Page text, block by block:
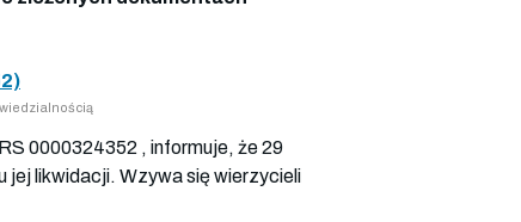
0000324352 , informuje, że 29
jej likwidacji. Wzywa się wierzycieli